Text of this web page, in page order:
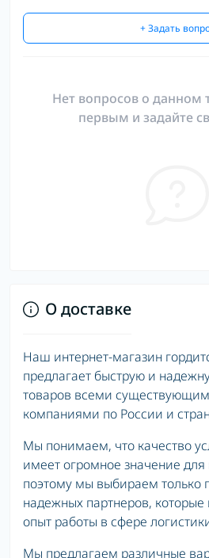
+ Задать
Нет вопросов о данном
первым и задайте
О доставке
Наш интернет-магазин
предлагает быструю и
товаров всеми
компаниями по России и
Мы понимаем, что качество
имеет огромное значение
поэтому мы выбираем только
надежных партнеров,
опыт работы в сфере
Мы предлагаем различные